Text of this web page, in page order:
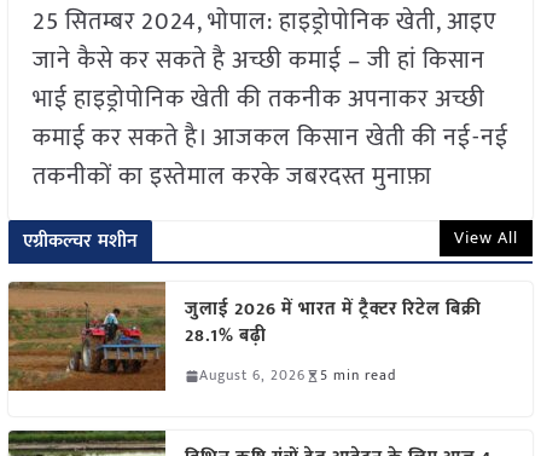
25 सितम्बर 2024, भोपाल: हाइड्रोपोनिक खेती, आइए
जाने कैसे कर सकते है अच्छी कमाई – जी हां किसान
भाई हाइड्रोपोनिक खेती की तकनीक अपनाकर अच्छी
कमाई कर सकते है। आजकल किसान खेती की नई-नई
तकनीकों का इस्तेमाल करके जबरदस्त मुनाफ़ा
एग्रीकल्चर मशीन View All
जुलाई 2026 में भारत में ट्रैक्टर रिटेल बिक्री
28.1% बढ़ी
August 6, 2026 5 min read